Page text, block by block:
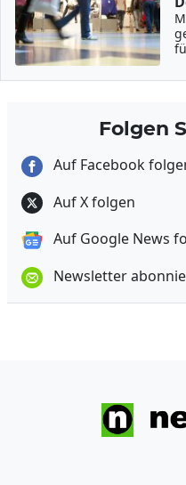
Folgen
Auf Facebook
Auf X folgen
Auf Google News
Newsletter